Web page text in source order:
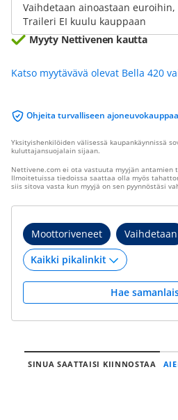
Vaihdetaan ainoastaan euroihin,
Traileri EI kuulu kauppaan
Myyty Nettivenen kautta
Katso myytävävä olevat Bella 420
Ohjeita turvalliseen
Yksityishenkilöiden välisessä kaupankäynnissä
kuluttajansuojalain sijaan.
Nettivene.com ei ota vastuuta myyjän antamien
Ilmoitetuissa tiedoissa saattaa olla myös
siis sitova vasta kun myyjä on sen pyynnöstäsi
Moottoriveneet Vaihdetaan
Hae
SINUA SAATTAISI KIINNOSTAA